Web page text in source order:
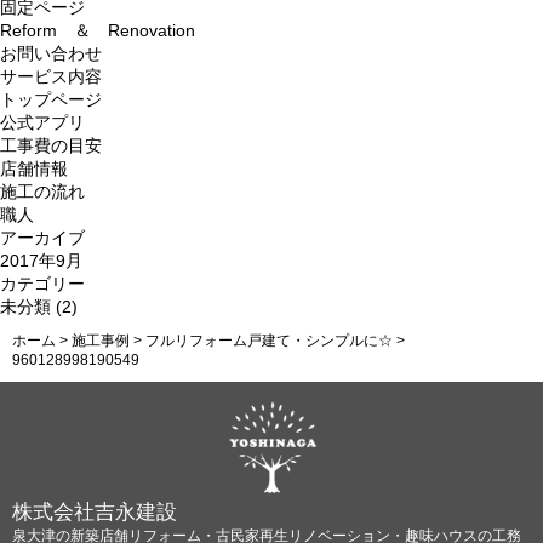
固定ページ
Reform ＆ Renovation
お問い合わせ
サービス内容
トップページ
公式アプリ
工事費の目安
店舗情報
施工の流れ
職人
アーカイブ
2017年9月
カテゴリー
未分類 (2)
ホーム > 施工事例 > フルリフォーム戸建て・シンプルに☆ >
960128998190549
株式会社吉永建設
泉大津の新築店舗リフォーム・古民家再生リノベーション・趣味ハウスの工務